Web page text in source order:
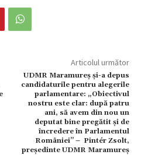
Articolul următor
UDMR Maramureș și-a depus
candidaturile pentru alegerile
parlamentare: „Obiectivul
nostru este clar: după patru
ani, să avem din nou un
deputat bine pregătit și de
încredere în Parlamentul
României” – Pintér Zsolt,
președinte UDMR Maramureș